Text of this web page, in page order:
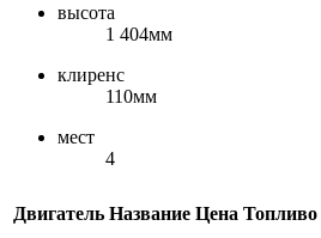
высота
1 404мм
клиренс
110мм
мест
4
Двигатель Название Цена Топливо